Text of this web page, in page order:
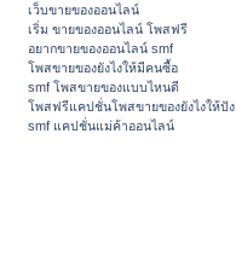
เว็บขายของออนไลน์
เริ่ม ขายของออนไลน์ โพสฟรี
อยากขายของออนไลน์ smf
โพสขายของยังไงให้มีคนซื้อ
smf โพสขายของแบบไหนดี
โพสฟรีแคปชั่นโพสขายของยังไงให้ปัง
smf แคปชั่นแม่ค้าออนไลน์